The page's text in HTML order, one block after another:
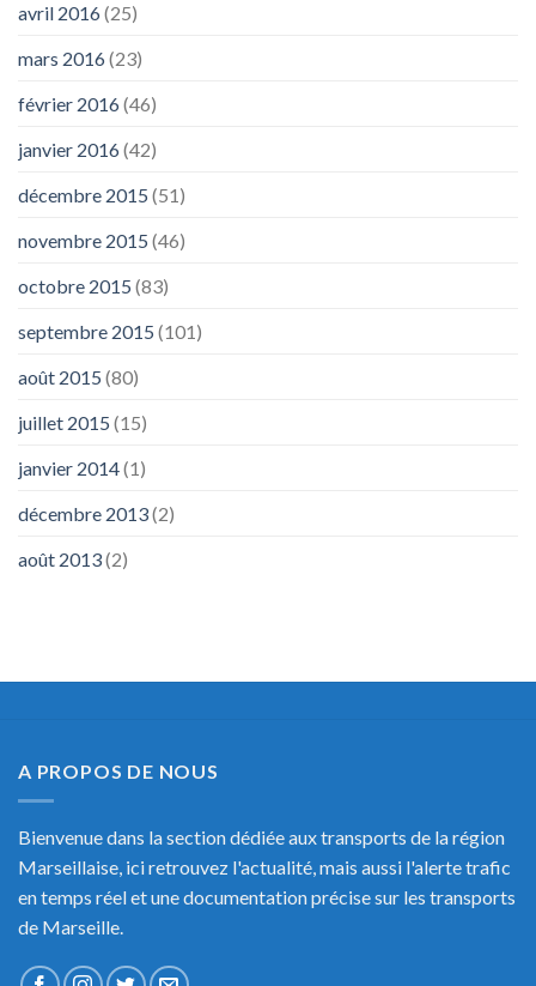
avril 2016(25)
mars 2016(23)
février 2016(46)
janvier 2016(42)
décembre 2015 (51)
novembre 2015 (46)
octobre 2015 (83)
septembre 2015 (101)
août 2015 (80)
juillet 2015 (15)
janvier 2014(1)
décembre 2013(2)
août 2013(2)
A PROPOS DE NOUS
Bienvenue dans la section dédiée aux transports de la région
Marseillaise, ici retrouvez l'actualité, mais aussi l'alerte trafic
en temps réel et une documentation précise sur les transports
de Marseille.